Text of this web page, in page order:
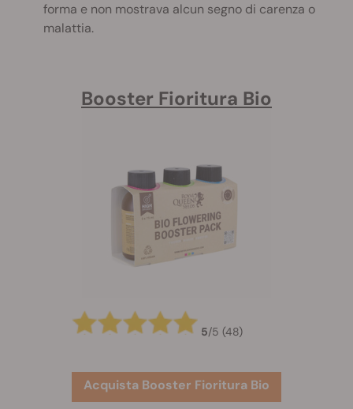
forma e non mostrava alcun segno di carenza o
malattia.
Booster Fioritura Bio
5/5 (48)
Acquista Booster Fioritura Bio